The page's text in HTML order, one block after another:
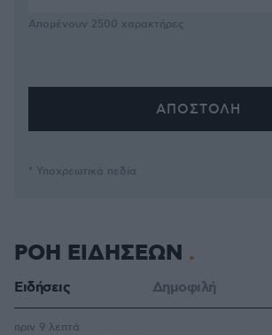
Απομένουν 2500 χαρακτήρες
* Υποχρεωτικά πεδία
ΡΟΗ ΕΙΔΗΣΕΩΝ
Ειδήσεις Δημοφιλή
πριν 9 λεπτά